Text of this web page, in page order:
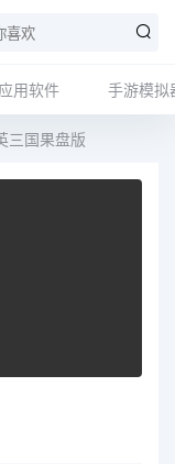
应用软件 手游模拟
三国果盘版